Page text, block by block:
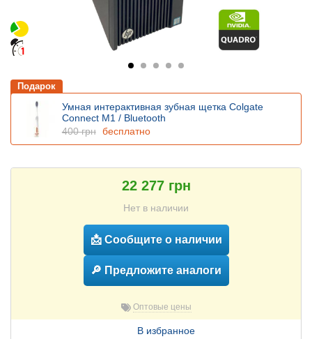
Подарок
Умная интерактивная зубная щетка Colgate
Connect M1 / Bluetooth
400 грн бесплатно
22 277 грн
Нет в наличии
📩 Сообщите о наличии
🔎 Предложите аналоги
Оптовые цены
В избранное